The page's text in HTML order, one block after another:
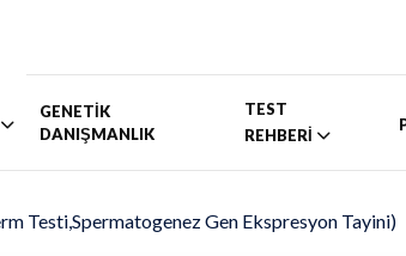
GENETİK
DANIŞMANLIK
TEST
REHBERİ
Testi,Spermatogenez Gen Ekspresyon Tayini)